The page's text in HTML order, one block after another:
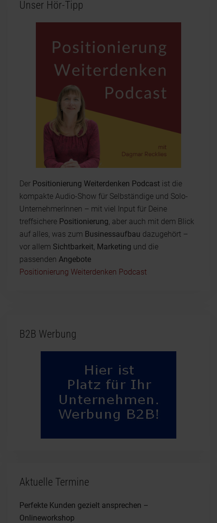
Unser Hör-Tipp
Der Positionierung Weiterdenken Podcast ist die
kompakte Audio-Show für Selbständige und Solo-
UnternehmerInnen – mit viel Input für Deine
treffsichere Positionierung, aber auch mit dem Blick
auf alles, was zum Businessaufbau dazugehört –
vor allem Sichtbarkeit, Marketing und die
passenden Angebote
Positionierung Weiterdenken Podcast
B2B Werbung
Aktuelle Termine
Perfekte Kunden gezielt ansprechen –
Onlineworkshop